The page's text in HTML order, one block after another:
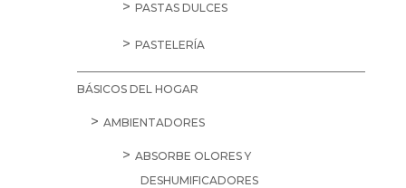
PASTAS DULCES
PASTELERÍA
BÁSICOS DEL HOGAR
AMBIENTADORES
ABSORBE OLORES Y
DESHUMIFICADORES